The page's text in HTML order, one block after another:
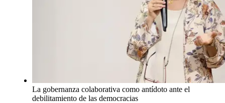
La gobernanza colaborativa como antídoto ante el
debilitamiento de las democracias